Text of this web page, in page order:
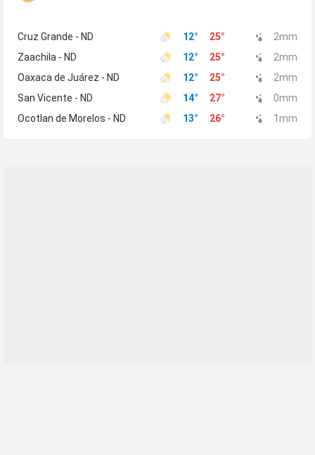
Cruz Grande - ND 12° 25° 2mm
Zaachila - ND
12° 25° 2mm
Oaxaca de Juárez - ND
12° 25° 2mm
San Vicente - ND
14° 27° 0mm
Ocotlan de Morelos - ND
13° 26° 1 mm